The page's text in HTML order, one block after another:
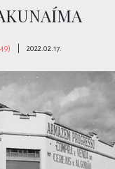
2022.02.17.